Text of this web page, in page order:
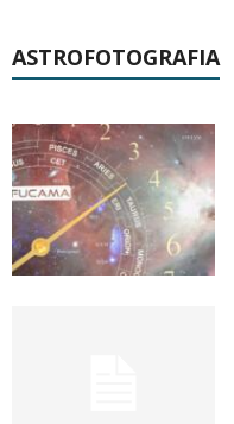
ASTROFOTOGRAFIA